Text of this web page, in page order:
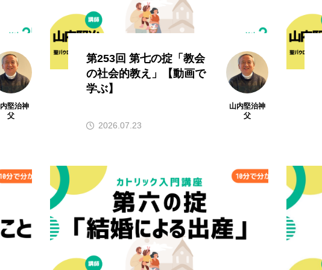
堅治神
父
第253回 第七の掟「教会
の社会的教え」【動画で
学ぶ】
山内堅治神
父
2026.07.23